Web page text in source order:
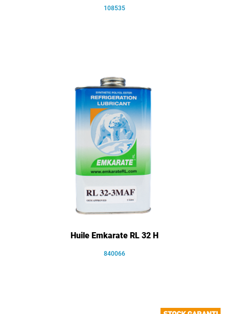
108535
Huile Emkarate RL 32 H
840066